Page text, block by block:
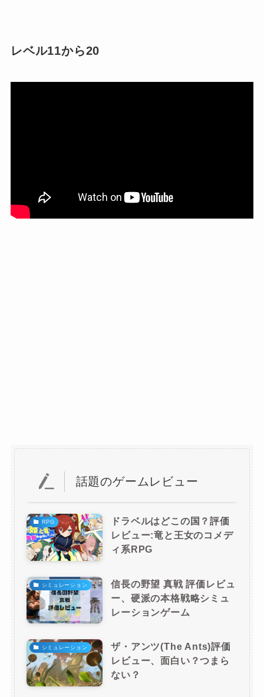
レベル11から20
話題のゲームレビュー
RPG
ドラベルはどこの国？評価
レビュー:竜と王女のコメデ
ィ系RPG
シミュレーション
信長の野望 真戦 評価レビュ
ー、硬派の本格戦略シミュ
レーションゲーム
シミュレーション
ザ・アンツ(The Ants)評価
レビュー、面白い？つまら
ない？